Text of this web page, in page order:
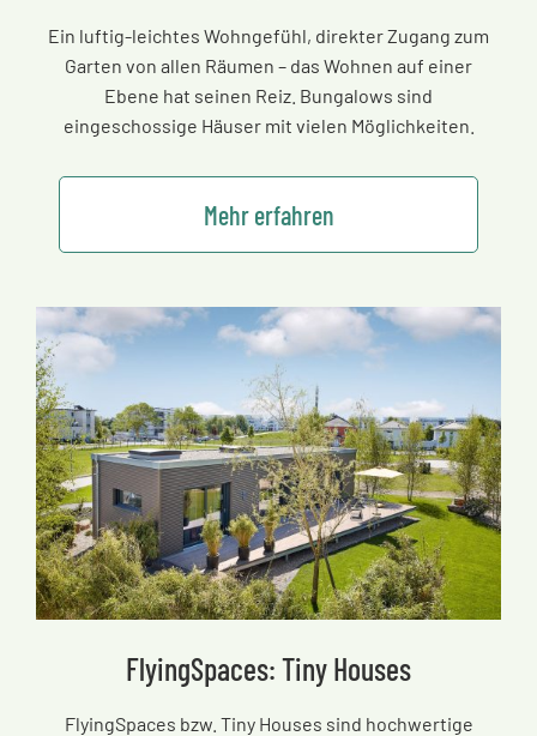
Ein luftig-leichtes Wohngefühl, direkter Zugang zum
Garten von allen Räumen – das Wohnen auf einer
Ebene hat seinen Reiz. Bungalows sind
eingeschossige Häuser mit vielen Möglichkeiten.
Mehr erfahren
FlyingSpaces: Tiny Houses
FlyingSpaces bzw. Tiny Houses sind hochwertige